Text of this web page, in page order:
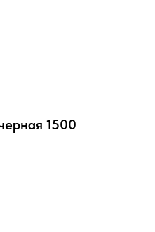
1500